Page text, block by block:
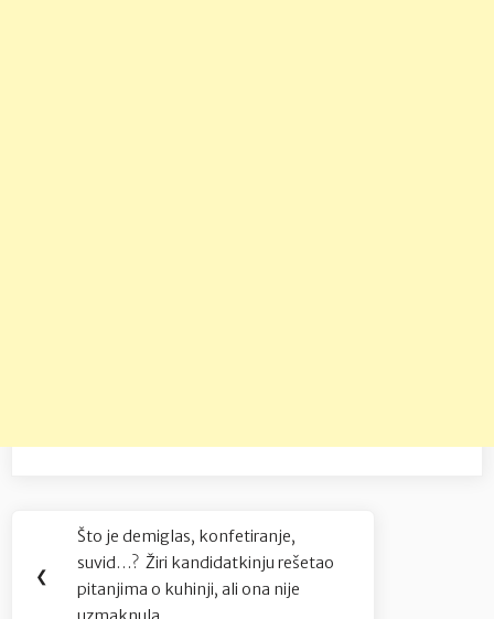
Navigacija
objava
❮
Previous
Post:
Što je demiglas, konfetiranje,
suvid…? Žiri kandidatkinju rešetao
pitanjima o kuhinji, ali ona nije